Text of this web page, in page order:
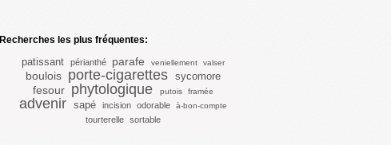
Recherches les plus fréquentes:
patissant périanthé parafe veniellement valser
boulois porte-cigarettes sycomore
fesour phytologique putois framée
advenir sapé incision odorable à-bon-compte
tourterelle sortable